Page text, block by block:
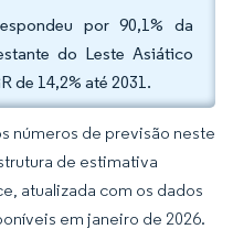
por 90,1% da
do Leste Asiático
de 14,2% até 2031.
números de previsão neste
de estimativa
atualizada com os dados
em janeiro de 2026.